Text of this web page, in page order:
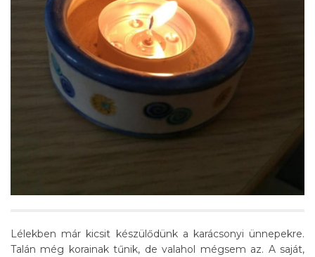
Lélekben már kicsit készülődünk a karácsonyi ünnepekre.
Talán még korainak tűnik, de valahol mégsem az. A saját,